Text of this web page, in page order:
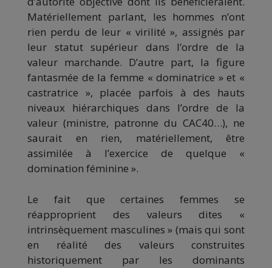
Matériellement parlant, les hommes n’ont
rien perdu de leur « virilité », assignés par
leur statut supérieur dans l’ordre de la
valeur marchande. D’autre part, la figure
fantasmée de la femme « dominatrice » et «
castratrice », placée parfois à des hauts
niveaux hiérarchiques dans l’ordre de la
valeur (ministre, patronne du CAC40…), ne
saurait en rien, matériellement, être
assimilée à l’exercice de quelque «
domination féminine ».
Le fait que certaines femmes se
réapproprient des valeurs dites «
intrinsèquement masculines » (mais qui sont
en réalité des valeurs construites
historiquement par les dominants